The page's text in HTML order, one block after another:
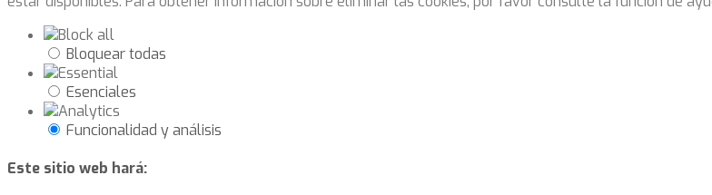
Bloquear todas
Esenciales
Funcionalidad y análisis
Este sitio web hará: